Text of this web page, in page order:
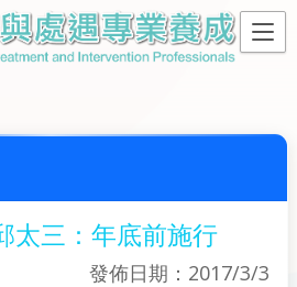
太三：年底前施行
發佈日期：2017/3/3